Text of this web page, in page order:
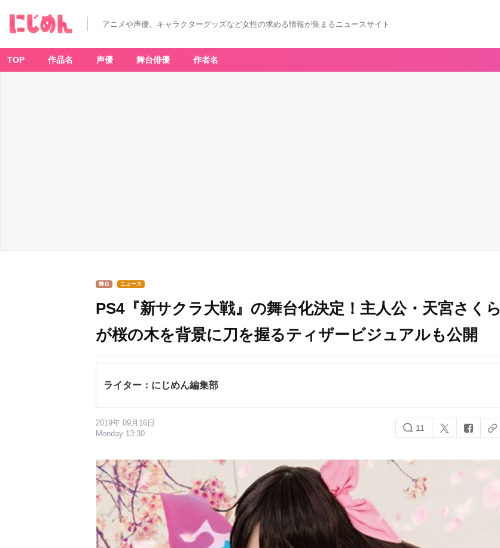
アニメや声優、キャラクターグッズなど女性の求める情報が集まるニュースサイト
TOP 作品名 声優 舞台俳優 作者名
舞台 ニュース
PS4『新サクラ大戦』の舞台化決定！主人公・天宮さくら
が桜の木を背景に刀を握るティザービジュアルも公開
ライター：にじめん編集部
2019年 09月16日
Monday 13:30
11